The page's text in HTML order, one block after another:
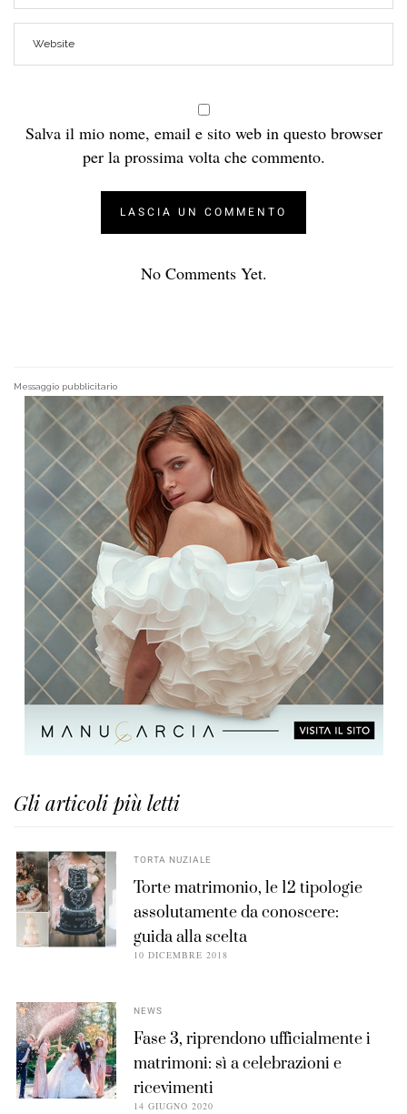
Salva il mio nome, email e sito web in questo browser
per la prossima volta che commento.
No Comments Yet.
Messaggio pubblicitario
Gli articoli più letti
TORTA NUZIALE
Torte matrimonio, le 12 tipologie
assolutamente da conoscere:
guida alla scelta
10 DICEMBRE 2018
NEWS
Fase 3, riprendono ufficialmente i
matrimoni: sì a celebrazioni e
ricevimenti
14 GIUGNO 2020